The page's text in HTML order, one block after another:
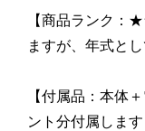
【商品ランク：
ますが、年式と
【付属品：本体
ント分付属しま